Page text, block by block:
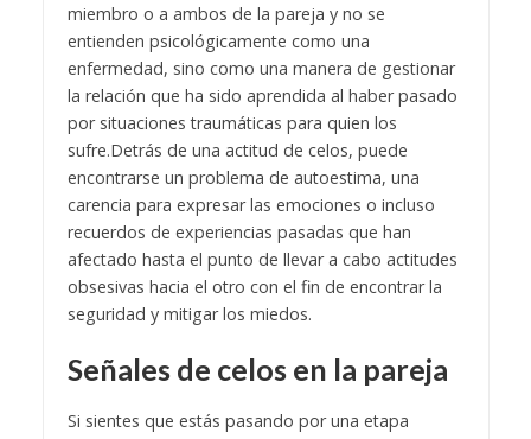
miembro o a ambos de la pareja y no se
entienden psicológicamente como una
enfermedad, sino como una manera de gestionar
la relación que ha sido aprendida al haber pasado
por situaciones traumáticas para quien los
sufre.Detrás de una actitud de celos, puede
encontrarse un problema de autoestima, una
carencia para expresar las emociones o incluso
recuerdos de experiencias pasadas que han
afectado hasta el punto de llevar a cabo actitudes
obsesivas hacia el otro con el fin de encontrar la
seguridad y mitigar los miedos.
Señales de celos en la pareja
Si sientes que estás pasando por una etapa